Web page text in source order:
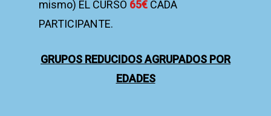
mismo) EL CURSO 65€ CADA
PARTICIPANTE.
GRUPOS REDUCIDOS AGRUPADOS POR
EDADES